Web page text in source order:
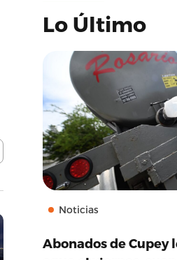
Lo Último
Noticias
Abonados de Cupey